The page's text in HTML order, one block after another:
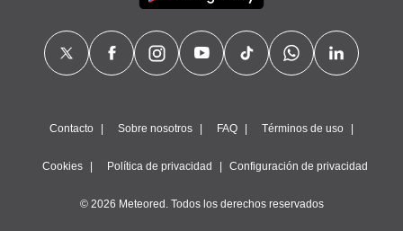
Contacto Sobre nosotros FAQ Términos de uso
Cookies Política de privacidad Configuración de privacidad
© 2026 Meteored. Todos los derechos reservados